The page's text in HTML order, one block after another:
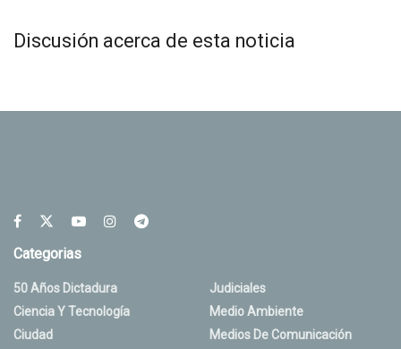
Discusión acerca de esta noticia
Categorias
50 Años Dictadura
Ciencia Y Tecnología
Ciudad
Judiciales
Medio Ambiente
Medios De Comunicación